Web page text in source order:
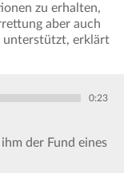
zu erhalten,
aber auch
unterstützt, erklärt
0:23
der Fund eines